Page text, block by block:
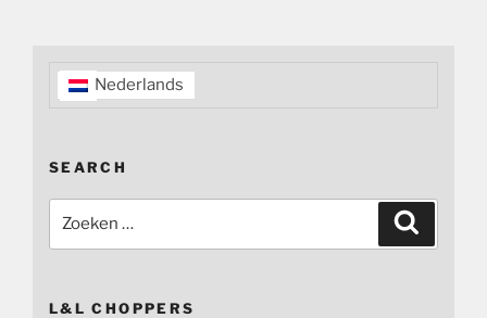
Nederlands
SEARCH
naar:
L&L CHOPPERS